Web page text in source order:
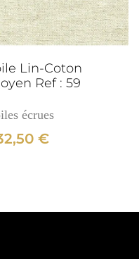
Lin-Coton
Ref : 59
écrues
€